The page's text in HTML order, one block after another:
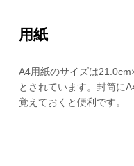
用紙
A4用紙のサイズは
とされています。封筒に
覚えておくと便利です。